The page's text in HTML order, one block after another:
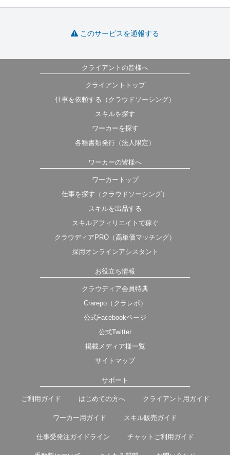
このサービスを通報する
クライアントの皆様へ
クライアントトップ
仕事を依頼する（クラウドソーシング）
スキルを探す
ワーカーを探す
各種書類発行（法人限定）
ワーカーの皆様へ
ワーカートップ
仕事を探す（クラウドソーシング）
スキルを出品する
スキルアフィリエイトで稼ぐ
クラウディアPRO（高単価マッチング）
採用オンラインアシスタント
お役立ち情報
クラウディア会員特典
Crarepo（クラレポ）
公式Facebookページ
公式Twitter
掲載メディア様一覧
サイトマップ
サポート
ご利用ガイド はじめての方へ クライアント用ガイド
ワーカー用ガイド スキル販売ガイド
仕事受発注ガイドライン チャットご利用ガイド